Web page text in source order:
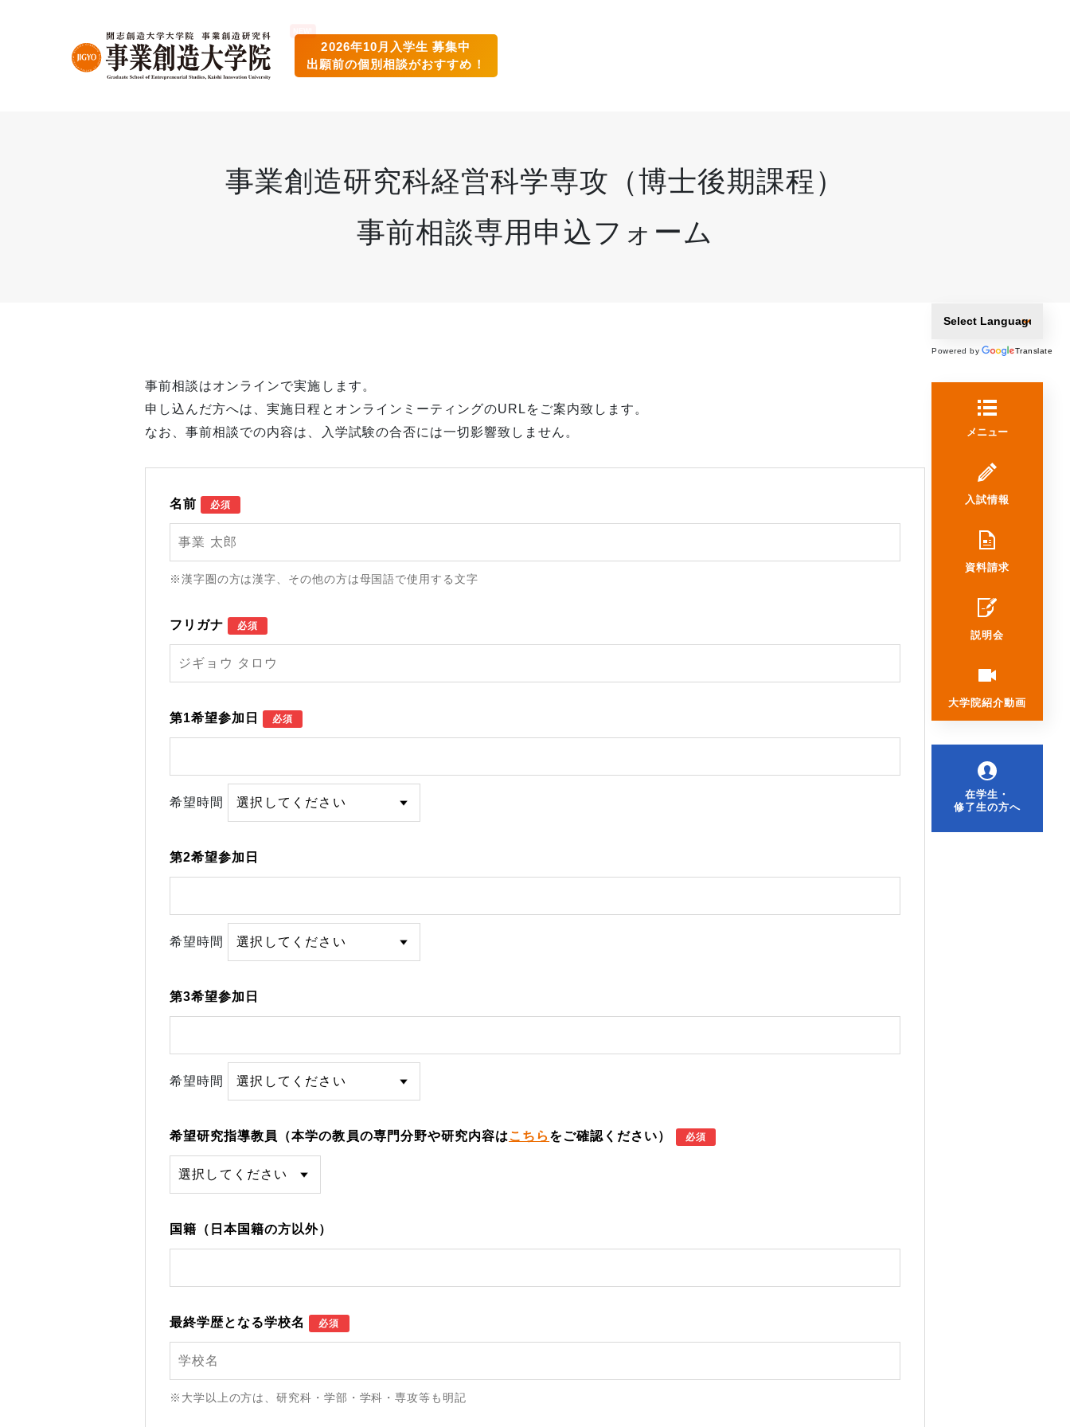
2026年10月入学生 募集中
出願前の個別相談がおすすめ！
Powered by Translate
メニュー
入試情報
資料請求
説明会
大学院紹介動画
在学生・
修了生の方へ
事業創造研究科経営科学専攻（博士後期課程）
事前相談専用申込フォーム
事前相談はオンラインで実施します。
申し込んだ方へは、実施日程とオンラインミーティングのURLをご案内致します。
なお、事前相談での内容は、入学試験の合否には一切影響致しません。
名前 必須
※漢字圏の方は漢字、その他の方は母国語で使用する文字
フリガナ 必須
第1希望参加日 必須
希望時間
第2希望参加日
希望時間
第3希望参加日
希望時間
希望研究指導教員（本学の教員の専門分野や研究内容はこちら をご確認ください） 必須
国籍（日本国籍の方以外）
最終学歴となる学校名 必須
※大学以上の方は、研究科・学部・学科・専攻等も明記